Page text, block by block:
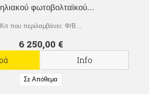
ηλιακού φωτοβολταϊκού...
Κιτ που περιλαμβάνει: Φ/Β...
6 250,00 €
Info
Σε Απόθεμα